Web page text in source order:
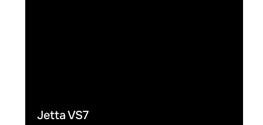
Jetta VS7